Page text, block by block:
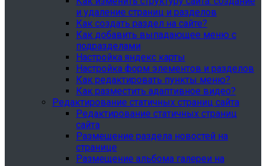
и удаление страниц и разделов
Как создать раздел на сайте?
Как добавить выпадающее меню с
подразделами
Настройка яндекс карты
Настройка форм элементов и разделов
Как редактировать пункты меню?
Как разместить адаптивное видео?
Редактирование статичных страниц сайта
Редактирование статичных страниц
сайта
Размещение раздела новостей на
странице
Размещение альбома галереи на